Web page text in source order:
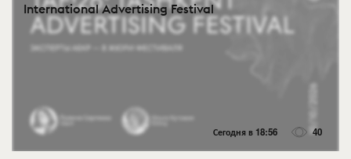
International Advertising Festival
Сегодня в 18:56 40